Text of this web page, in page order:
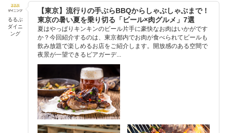
るるぶ
ダイニ
ング
【東京】流行りの手ぶらBBQからしゃぶしゃぶまで！
東京の暑い夏を乗り切る「ビール×肉グルメ」7選
夏はやっぱりキンキンのビール片手に豪快なお肉はいかがです
か？今回紹介するのは、東京都内でお肉が食べられてビールも
飲み放題で楽しめるお店をご紹介します。開放感のある空間で
夜景が一望できるビアガーデ...